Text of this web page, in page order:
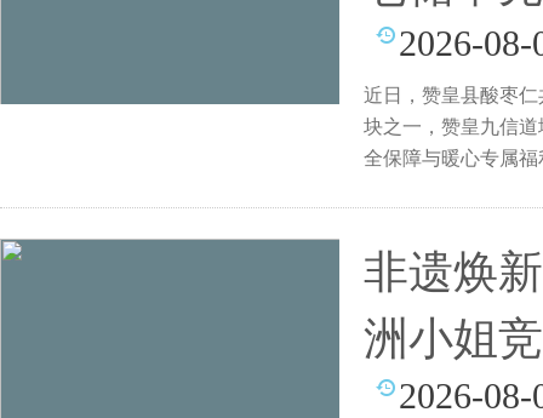
2026-08-
近日，赞皇县酸枣
块之一，赞皇九信
全保障与暖心专属
非遗焕
洲小姐
2026-08-